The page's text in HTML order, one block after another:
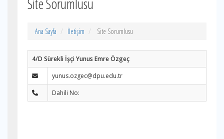
Ana Sayfa İletişim Site Sorumlusu
4/D Sürekli İşçi Yunus Emre Özgeç
yunus.ozgec@dpu.edu.tr
Dahili No: